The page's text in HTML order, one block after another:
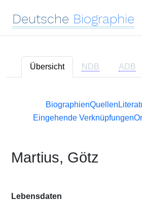
Deutsche Biographie
Übersicht NDB ADB
BiographienQuellen
Eingehende Verknüpfungen
Martius, Götz
Lebensdaten